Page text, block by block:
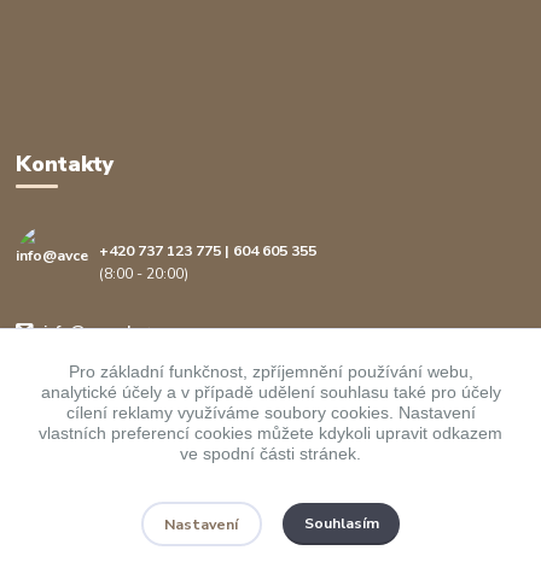
Kontakty
+420 737 123 775 | 604 605 355
(8:00 - 20:00)
info@avcenter.cz
Upravit sběr cookies.
Pro základní funkčnost, zpříjemnění používání webu,
analytické účely a v případě udělení souhlasu také pro účely
cílení reklamy využíváme soubory cookies. Nastavení
vlastních preferencí cookies můžete kdykoli upravit odkazem
ve spodní části stránek.
Nastavení Souhlasím